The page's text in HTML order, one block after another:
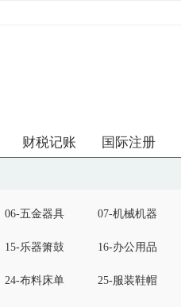
财税记账 国际注册
06-五金器具 07-机械机器
15-乐器箫鼓 16-办公用品
24-布料床单 25-服装鞋帽